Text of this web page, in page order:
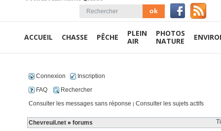
ACCUEIL CHASSE PÊCHE
PLEIN
AIR
PHOTOS
NATURE
Connexion
Inscription
FAQ
Rechercher
Consulter les messages sans réponse | Consulter les sujets actifs
Chevreuil.net » forums